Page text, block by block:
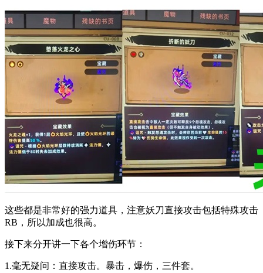
这些都是非常好的强力道具，注意妖刀直接攻击包括特殊攻击
RB，所以加成也很高。
接下来分开讲一下各个增伤环节：
1.毫无疑问：直接攻击。暴击，爆伤，三件套。